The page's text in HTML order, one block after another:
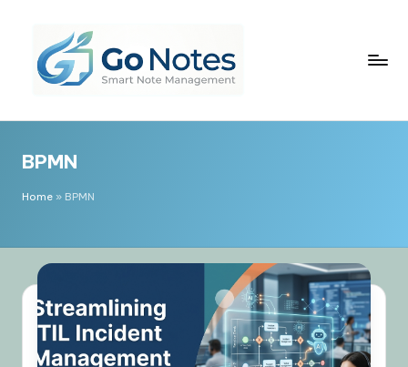
content
N
o
e
s
简
体
BPMN
Home » BPMN